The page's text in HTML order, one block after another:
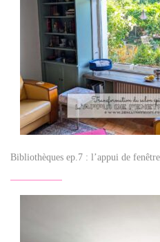
Bibliothèques ep.7 : l’appui de